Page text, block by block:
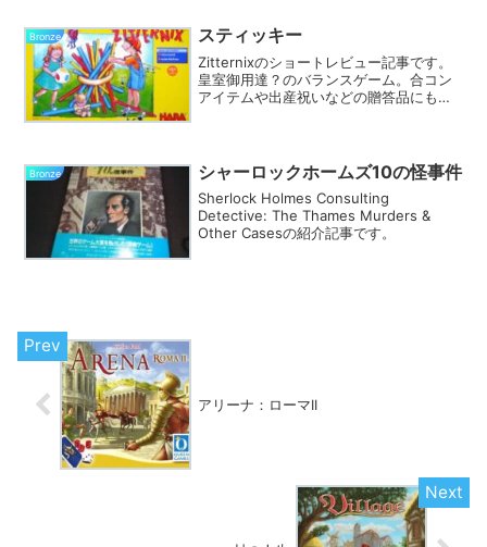
Bronze スティッキー
Zitternixのショートレビュー記事です。
皇室御用達？のバランスゲーム。合コン
アイテムや出産祝いなどの贈答品にもぴ
Bronze シャーロックホームズ10の怪事件
Sherlock Holmes Consulting
Detective: The Thames Murders &
Other Casesの紹介記事です。
アリーナ：ローマII